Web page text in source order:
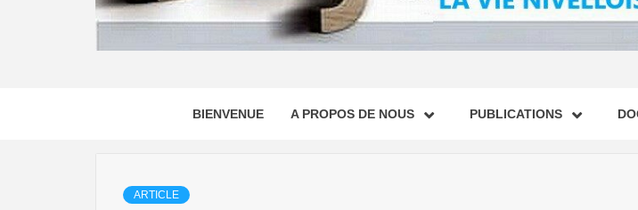
BIENVENUE A PROPOS DE NOUS PUBLICATIONS
ARTICLE